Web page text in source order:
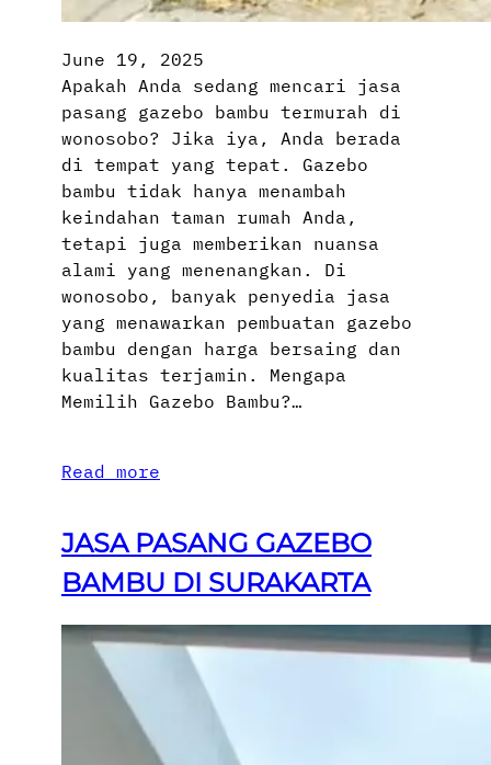
June 19, 2025
Apakah Anda sedang mencari jasa
pasang gazebo bambu termurah di
wonosobo? Jika iya, Anda berada
di tempat yang tepat. Gazebo
bambu tidak hanya menambah
keindahan taman rumah Anda,
tetapi juga memberikan nuansa
alami yang menenangkan. Di
wonosobo, banyak penyedia jasa
yang menawarkan pembuatan gazebo
bambu dengan harga bersaing dan
kualitas terjamin. Mengapa
Memilih Gazebo Bambu?…
Read more
JASA PASANG GAZEBO
BAMBU DI SURAKARTA